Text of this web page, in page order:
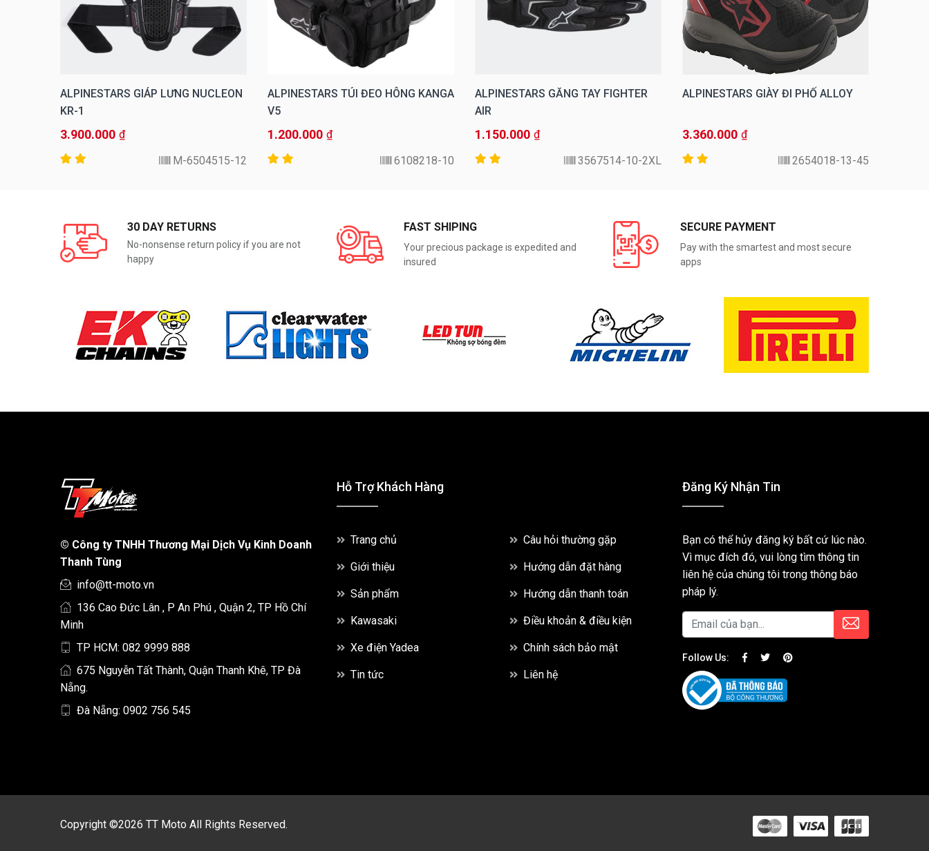
ALPINESTARS GIÀY ĐI PHỐ ALLOY
3.360.000 ₫
2654018-13-45
ALPINESTARS GĂNG TAY FIGHTER
AIR
1.150.000 ₫
3567514-10-2XL
ALPINESTARS TÚI ĐEO HÔNG KANGA
V5
1.200.000 ₫
6108218-10
ALPINESTARS GIÁP LƯNG NUCLEON
KR-1
3.900.000 ₫
6504515-12-M
30 DAY RETURNS
No-nonsense return policy if you are not
happy
FAST SHIPING
Your precious package is expedited and
insured
SECURE PAYMENT
Pay with the smartest and most secure
apps
© Công ty TNHH Thương Mại Dịch Vụ Kinh Doanh
Thanh Tùng
info@tt-moto.vn
136 Cao Đức Lân , P An Phú , Quận 2, TP Hồ Chí
Minh
TP HCM: 082 9999 888
675 Nguyễn Tất Thành, Quận Thanh Khê, TP Đà
Nẵng.
Đà Nẵng: 0902 756 545
Hỗ Trợ Khách Hàng
Trang chủ
Giới thiệu
Sản phẩm
Kawasaki
Xe điện Yadea
Tin tức
Câu hỏi thường gặp
Hướng dẫn đặt hàng
Hướng dẫn thanh toán
Điều khoản & điều kiện
Chính sách bảo mật
Liên hệ
Đăng Ký Nhận Tin
Bạn có thể hủy đăng ký bất cứ lúc nào.
Vì mục đích đó, vui lòng tìm thông tin
liên hệ của chúng tôi trong thông báo
pháp lý.
Follow Us:
Copyright ©2026 TT Moto All Rights Reserved.